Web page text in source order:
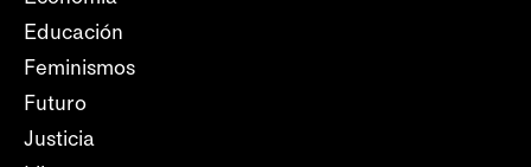
Educación
Feminismos
Futuro
Justicia